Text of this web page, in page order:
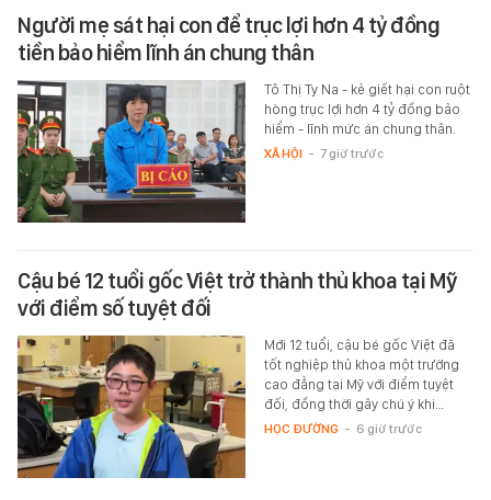
Người mẹ sát hại con để trục lợi hơn 4 tỷ đồng
tiền bảo hiểm lĩnh án chung thân
Tô Thị Ty Na - kẻ giết hại con ruột
hòng trục lợi hơn 4 tỷ đồng bảo
hiểm - lĩnh mức án chung thân.
XÃ HỘI - 7 giờ trước
Cậu bé 12 tuổi gốc Việt trở thành thủ khoa tại Mỹ
với điểm số tuyệt đối
Mới 12 tuổi, cậu bé gốc Việt đã
tốt nghiệp thủ khoa một trường
cao đẳng tại Mỹ với điểm tuyệt
đối, đồng thời gây chú ý khi…
HỌC ĐƯỜNG - 6 giờ trước